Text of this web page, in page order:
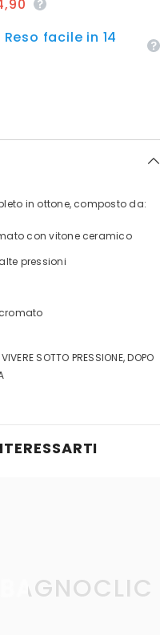
facile in 14
in ottone, composto da:
con vitone ceramico
pressioni
SOTTO PRESSIONE, DOPO
BAGNOCLIC